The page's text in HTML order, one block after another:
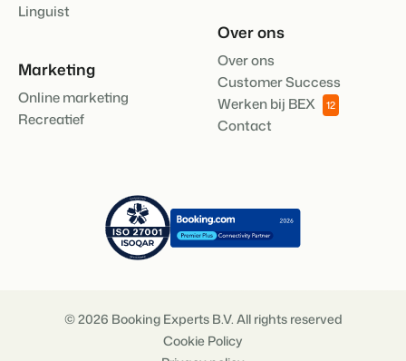
Linguist
Marketing
Online marketing
Recreatief
Over ons
Over ons
Customer Success
Werken bij BEX
12
Contact
© 2026 Booking Experts B.V. All rights reserved
Cookie Policy